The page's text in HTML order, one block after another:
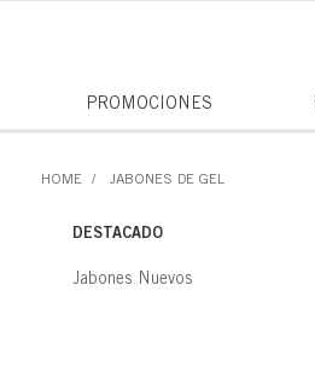
PROMOCIONES
JABONES DE GEL
DESTACADO
Jabones Nuevos